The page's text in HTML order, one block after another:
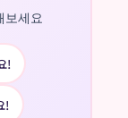
보세요
!
!